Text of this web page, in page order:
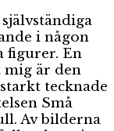
i någon
figurer. En
mig är den
tecknade
Små
Av bilderna